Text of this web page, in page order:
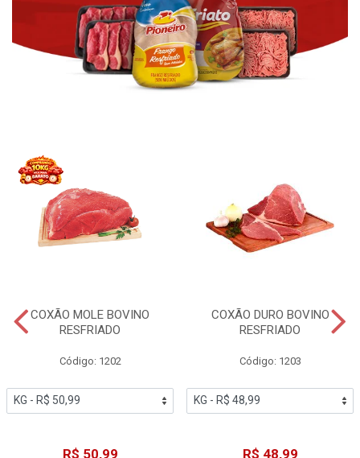
COXÃO MOLE BOVINO
RESFRIADO
Código: 1202
R$ 50,99
COXÃO DURO BOVINO
RESFRIADO
Código: 1203
R$ 48,99